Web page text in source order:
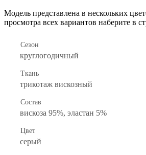
Модель представлена в нескольких
просмотра всех вариантов наберите в
Сезон
круглогодичный
Ткань
трикотаж вискозный
Состав
вискоза 95%, эластан 5%
Цвет
серый